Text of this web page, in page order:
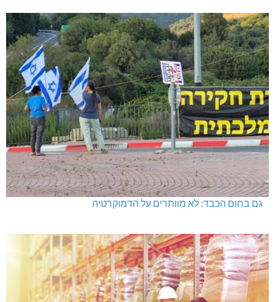
גם בחום הכבד: לא מוותרים על הדמוקרטיה